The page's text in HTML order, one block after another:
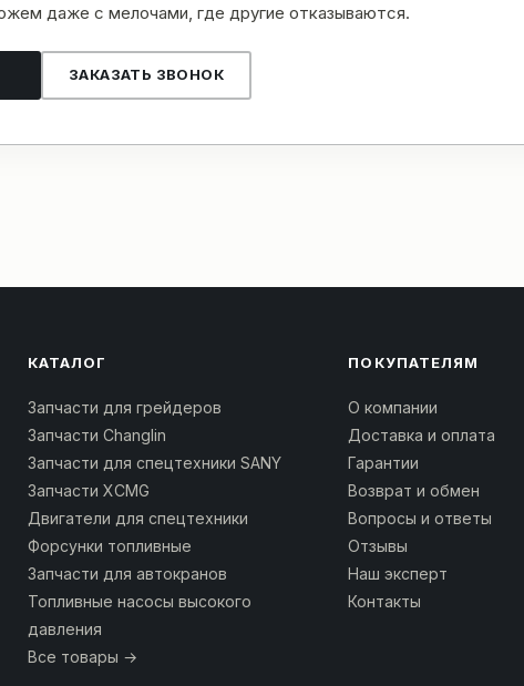
даже с мелочами, где другие отказываются.
ЗАКАЗАТЬ ЗВОНОК
КАТАЛОГ
Запчасти для грейдеров
Запчасти Changlin
Запчасти для спецтехники SANY
Запчасти XCMG
Двигатели для спецтехники
Форсунки топливные
Запчасти для автокранов
Топливные насосы высокого
давления
Все товары →
ПОКУПАТЕЛЯМ
О компании
Доставка и оплата
Гарантии
Возврат и обмен
Вопросы и ответы
Отзывы
Наш эксперт
Контакты